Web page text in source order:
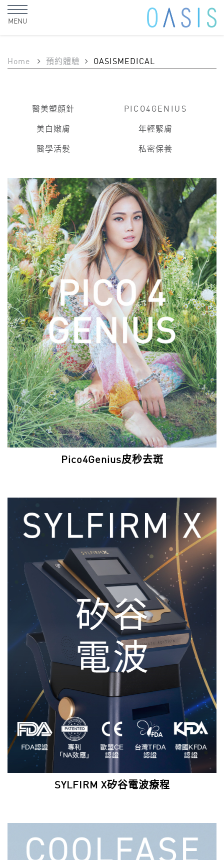
MENU
Home 預約體驗 OASISMEDICAL
醫美塑顏針 PICO4GENIUS
美白嫩膚 年輕緊膚
醫學活髮 私密保養
Pico4Genius皮秒去斑
SYLFIRM X矽谷電波療程